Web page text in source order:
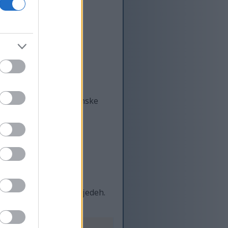
potrjujejo njegove
in druge rastlinske
kosmičih ali slanih jedeh.